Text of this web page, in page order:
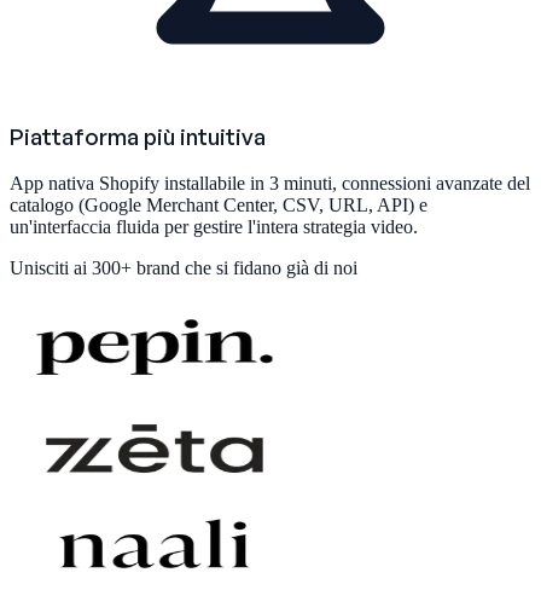
Piattaforma più intuitiva
App nativa Shopify installabile in 3 minuti, connessioni avanzate del
catalogo (Google Merchant Center, CSV, URL, API) e
un'interfaccia fluida per gestire l'intera strategia video.
Unisciti ai 300+ brand che si fidano già di noi